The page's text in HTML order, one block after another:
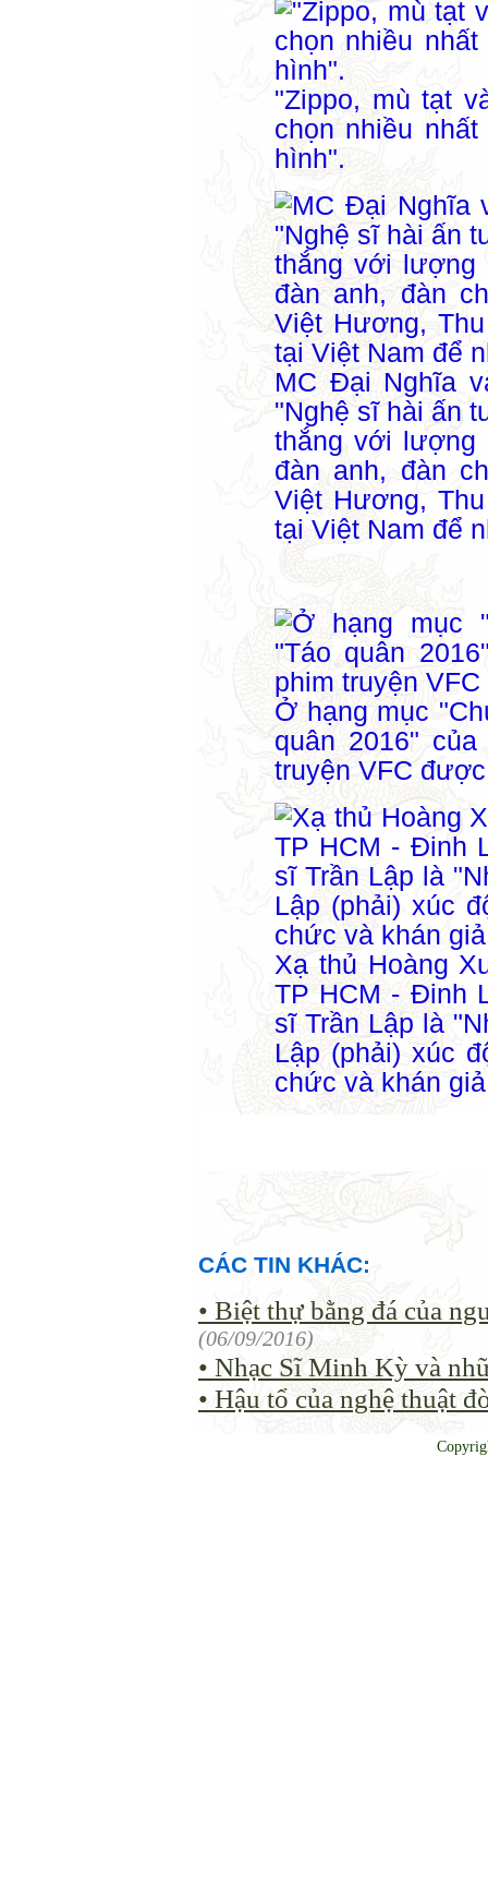
"Zippo, mù tạt
chọn nhiều
hình".
MC Đại Nghĩa
"Nghệ sĩ hài ấn
thắng với lượng
đàn anh, đàn
Việt Hương,
tại Việt Nam để
Ở hạng mục
quân 2016"
truyện VFC
Xạ thủ Hoàng
TP HCM - Đinh
sĩ Trần Lập là
Lập (phải) xúc
chức và khán
CÁC TIN KHÁC:
• Biệt thự bằng đá của
(06/09/2016)
• Nhạc Sĩ Minh Kỳ và
• Hậu tổ của nghệ thuật